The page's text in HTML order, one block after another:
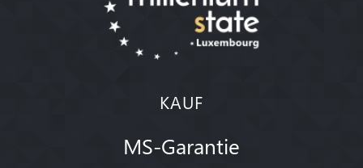
KAUF
MS-Garantie